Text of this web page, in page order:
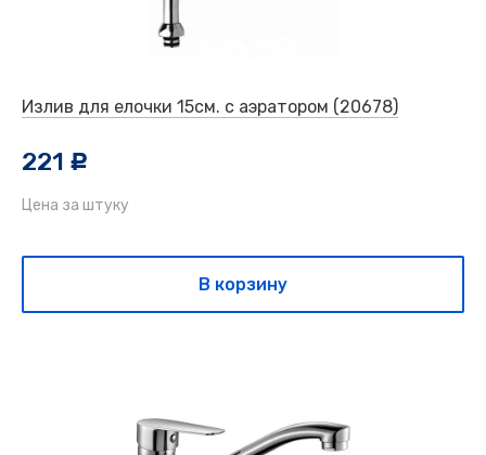
Излив для елочки 15см. с аэратором (20678)
221 c
Цена за штуку
В корзину